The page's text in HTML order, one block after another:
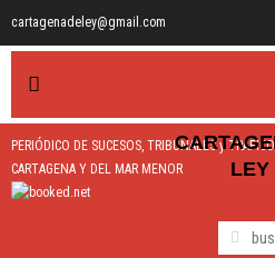
cartagenadeley@gmail.com
LEY
PERIÓDICO DE SUCESOS, TRIBUNALES y
CARTAGENA Y DEL